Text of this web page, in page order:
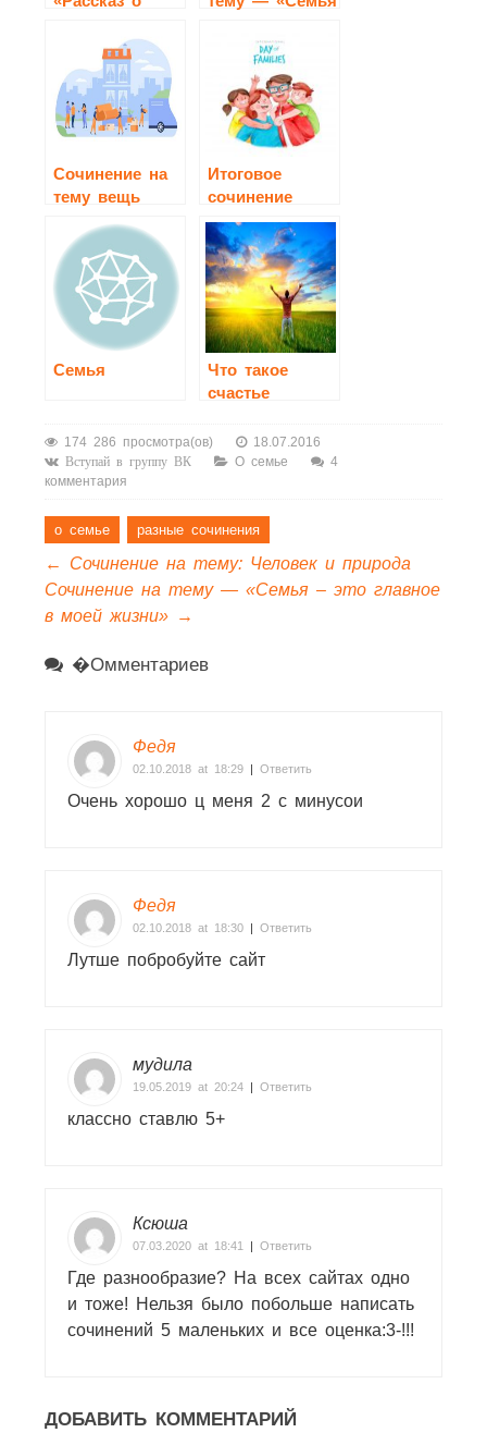
в моей жизни»
Cочинение на
тему вещь
нашей семьи
Итоговое
сочинение
«Семья»
Семья
Что такое
счастье
174 286 просмотра(ов) 18.07.2016
Вступай в группу ВК О семье
4
комментария
о семье разные сочинения
←
Сочинение на тему: Человек и природа
Сочинение на тему — «Семья – это главное
в моей жизни» →
�омментариев
Федя
02.10.2018 at 18:29 | Ответить
Очень хорошо ц меня 2 с минусои
Федя
02.10.2018 at 18:30 | Ответить
Лутше побробуйте сайт
мудила
19.05.2019 at 20:24 | Ответить
классно ставлю 5+
Ксюша
07.03.2020 at 18:41 | Ответить
Где разнообразие? На всех сайтах одно
и тоже! Нельзя было побольше написать
сочинений 5 маленьких и все оценка:3-!!!
ДОБАВИТЬ КОММЕНТАРИЙ